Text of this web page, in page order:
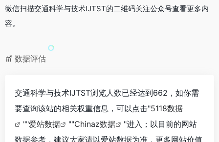
微信扫描交通科学与技术IJTST的二维码关注公众号查看更多内
容。
数据评估
交通科学与技术IJTST浏览人数已经达到662，如你需
要查询该站的相关权重信息，可以点击"5118数据
""爱站数据 ""Chinaz数据
"进入；以目前的网站
数据参考，建议大家请以爱站数据为准，更多网站价值